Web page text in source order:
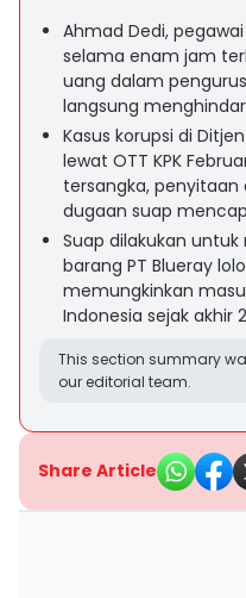
Ahmad Dedi, pegawai
selama enam jam
uang dalam
langsung
Kasus korupsi di
lewat OTT KPK
tersangka, penyitaan
dugaan suap
Suap dilakukan
barang PT Blueray
memungkinkan
Indonesia sejak akhir
This section summary
our editorial team.
Share Article